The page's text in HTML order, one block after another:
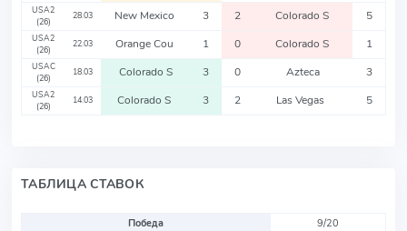
USA2
(26)
28.03 New Mexico 3 2 Colorado S 5
USA2
(26)
22.03 Orange Cou 1 0 Colorado S 1
USAC
(26)
18.03 Colorado S 3 0 Azteca 3
USA2
(26)
14.03 Colorado S 3 2 Las Vegas 5
ТАБЛИЦА СТАВОК
Победа
9/20